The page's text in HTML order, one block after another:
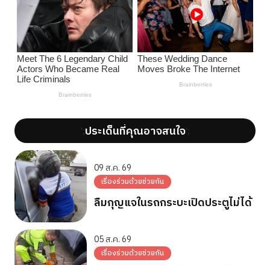
';ประเด็นที่คุณอาจสนใจ';
09 ส.ค. 69
เรื่องร่วมด้วยช่วยกัน
ลืมกุญแจในรถกระบะเปิดประตูไม่ได้
05 ส.ค. 69
เรื่องร่วมด้วยช่วยกัน